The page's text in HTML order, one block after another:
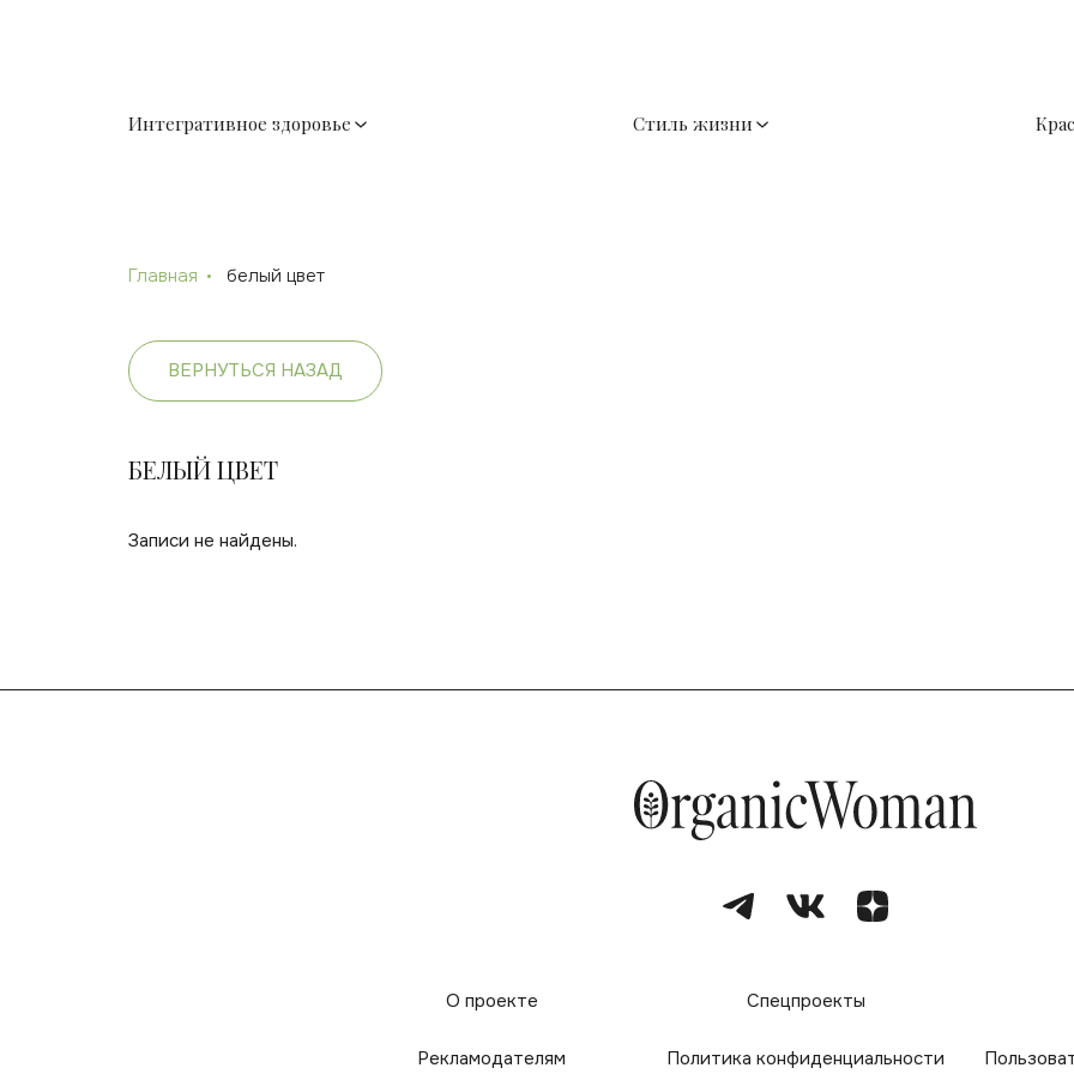
Интегративное здоровье Стиль жизни
Главная белый цвет
ВЕРНУТЬСЯ НАЗАД
БЕЛЫЙ ЦВЕТ
Записи не найдены.
О проекте Спецпроекты
Рекламодателям Политика конфиденциальности